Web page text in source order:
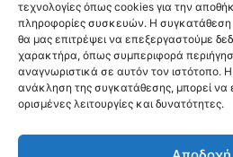
τεχνολογίες όπως cookies για την
πληροφορίες συσκευών. Η συγκατάθεση
θα μας επιτρέψει να επεξεργαστούμε
χαρακτήρα, όπως συμπεριφορά
αναγνωριστικά σε αυτόν τον ιστότοπο.
ανάκληση της συγκατάθεσης, μπορεί να
ορισμένες λειτουργίες και δυνατότητες.
Contact us:ipamagnesia@gmail.com
FOLLOW